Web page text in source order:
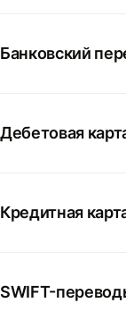
Банковский
Дебетовая
Кредитная
SWIFT-